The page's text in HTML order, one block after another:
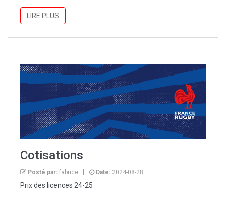
LIRE PLUS
Cotisations
Posté par: fabrice Date: 2024-08-28
Prix des licences 24-25